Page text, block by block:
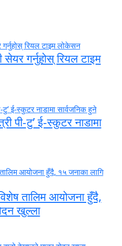
गर्नुहोस् रियल टाइम
पी-टु’ ई-स्कुटर नाडामा
तालिम आयोजना हुँदै,
खुल्ला